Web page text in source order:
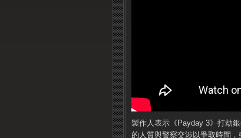
製作人表示《Payday 3》打劫
的人質與警察交涉以爭取時間